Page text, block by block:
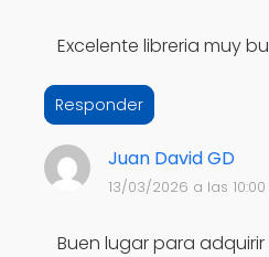
Excelente libreria muy
Responder
Juan David GD
13/03/2026 a las 10:00
Buen lugar para